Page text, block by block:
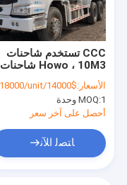
جولة في المعمل
ضبط الجودة
أخبار
جميع القضايا
CCC تستخدم شاحنات
Howo ، 10M3 شاحنات
خلاط الخرسانة
المستخدمة
الأسعار:$14000/unit-$18000/unit
MOQ:1 وحدة
أحصل على آخر سعر
ﺎﺘﺼﻟ ﺍﻶﻧ